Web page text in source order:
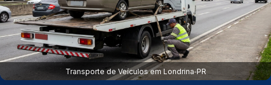
Transporte de Veículos em Londrina‑PR